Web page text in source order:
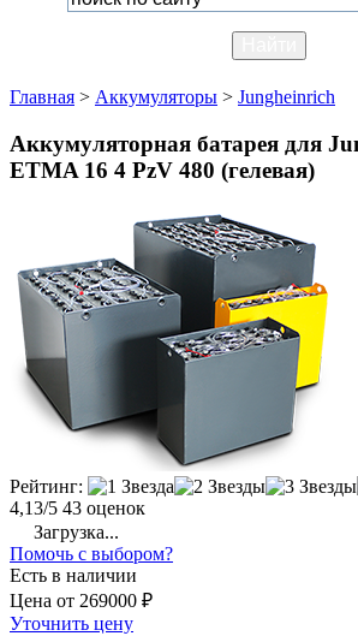
Главная > Аккумуляторы > Jungheinrich
Аккумуляторная батарея для
ETMA 16 4 PzV 480 (гелевая)
Рейтинг:
4,13/5 43 оценок
Загрузка...
Помочь с выбором?
Есть в наличии
Цена от 269000 ₽
Уточнить цену